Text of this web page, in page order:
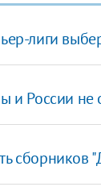
лиги
и России
сборников